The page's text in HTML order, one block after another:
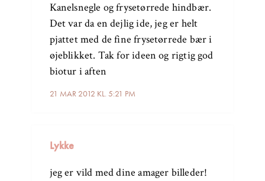
21 MAR 2012 KL. 5:21 PM
Kanelsnegle og frysetørrede hindbær.
Det var da en dejlig ide, jeg er helt
pjattet med de fine frysetørrede bær i
øjeblikket. Tak for ideen og rigtig god
biotur i aften
Lykke
jeg er vild med dine amager billeder!